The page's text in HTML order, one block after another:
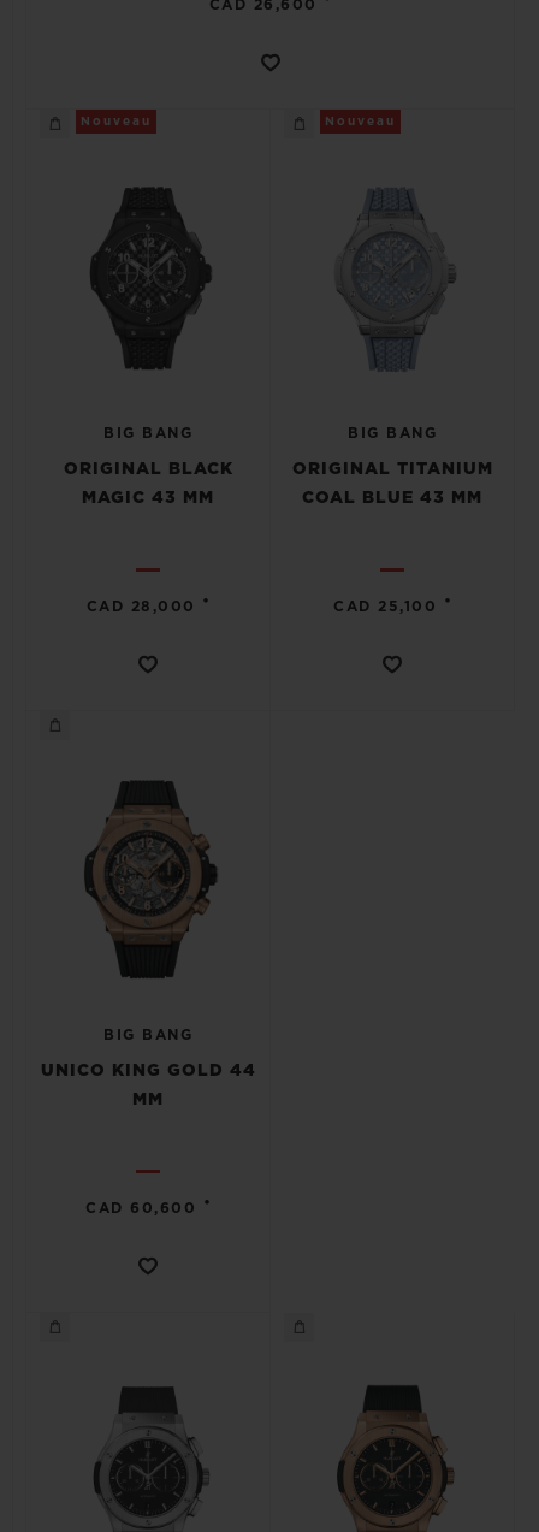
CAD 26,600
Nouveau
BIG BANG
ORIGINAL BLACK
MAGIC 43 MM
CAD 28,000 •
Nouveau
BIG BANG
ORIGINAL TITANIUM
COAL BLUE 43 MM
CAD 25,100 •
BIG BANG
UNICO KING GOLD 44
MM
CAD 60,600 •